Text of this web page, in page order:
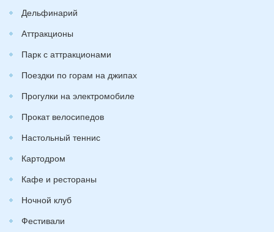
Дельфинарий
Аттракционы
Парк с аттракционами
Поездки по горам на джипах
Прогулки на электромобиле
Прокат велосипедов
Настольный теннис
Картодром
Кафе и рестораны
Ночной клуб
Фестивали